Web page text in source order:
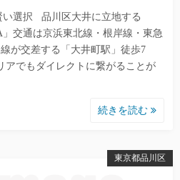
い選択 品川区大井に立地する
」交通は京浜東北線・根岸線・東急
が交差する「大井町駅」徒歩7
アでもダイレクトに繋がることが
続きを読む
東京都品川区